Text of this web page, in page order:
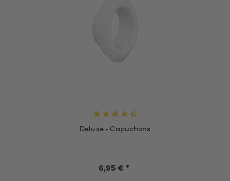
Deluxe - Capuchons
6,95 € *